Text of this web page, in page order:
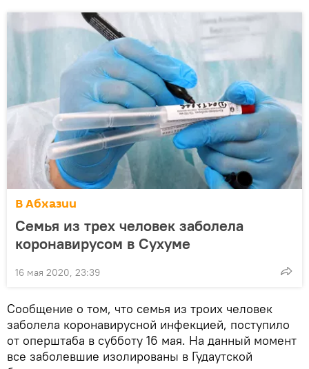
В Абхазии
Семья из трех человек заболела
коронавирусом в Сухуме
16 мая 2020, 23:39
Сообщение о том, что семья из троих человек
заболела коронавирусной инфекцией, поступило
от оперштаба в субботу 16 мая. На данный момент
все заболевшие изолированы в Гудаутской